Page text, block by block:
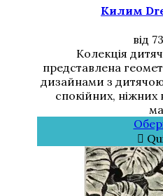
Килим
від
Колекція
представлена
дизайнами з
спокійних, ніжних